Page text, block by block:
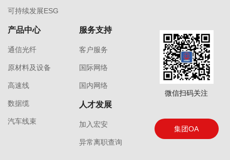
可持续发展ESG
产品中心
通信光纤
原材料及设备
高速线
数据缆
汽车线束
服务支持
客户服务
国际网络
国内网络
人才发展
加入宏安
异常离职查询
微信扫码关注
集团OA